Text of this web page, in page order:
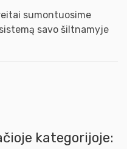
sumontuosime
savo šiltnamyje
kategorijoje: